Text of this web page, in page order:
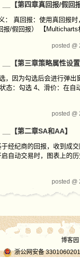
【第四章真回报/假回报
真回报：使用真回报
报/假回报） 【Multicharts
posted @
【第三章策略属性设置
因为勾选后会进行弹
：勾选 4、滑价：在
posted @
【第二章SA和AA】
经纪商的回报，收到成
自动交易时，图表上的
posted @
博客园
浙公网安备